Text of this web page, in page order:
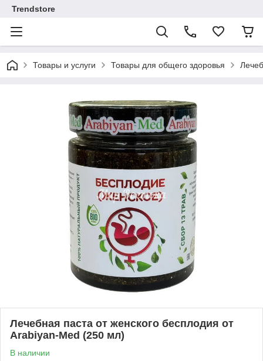
Trendstore
Товары и услуги Товары для общего здоровья
Лечебная паста от женского бесплодия от
Arabiyan-Med (250 мл)
В наличии